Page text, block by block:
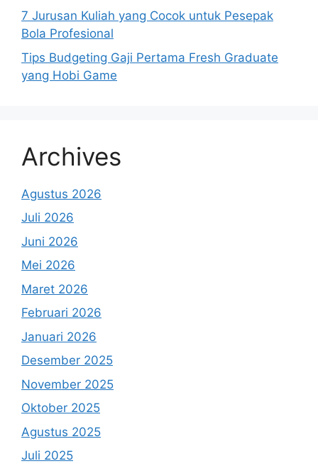
7 Jurusan Kuliah yang Cocok untuk Pesepak
Bola Profesional
Tips Budgeting Gaji Pertama Fresh Graduate
yang Hobi Game
Archives
Agustus 2026
Juli 2026
Juni 2026
Mei 2026
Maret 2026
Februari 2026
Januari 2026
Desember 2025
November 2025
Oktober 2025
Agustus 2025
Juli 2025